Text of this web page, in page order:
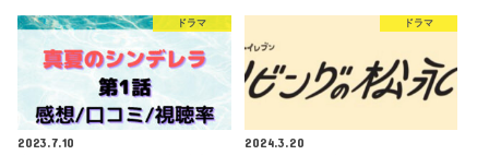
ドラマ
2023.7.10
ドラマ
2024.3.20